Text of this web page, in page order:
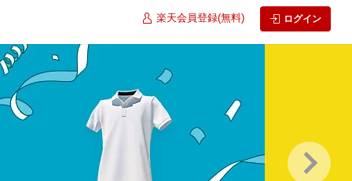
楽天会員登録(無料) ログイン